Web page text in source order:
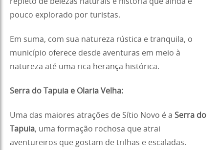
pouco explorado por turistas.
Em suma, com sua natureza rústica e tranquila, o
município oferece desde aventuras em meio à
natureza até uma rica herança histórica.
Serra do Tapuia e Olaria Velha:
Uma das maiores atrações de Sítio Novo é a Serra do
Tapuia, uma formação rochosa que atrai
aventureiros que gostam de trilhas e escaladas.